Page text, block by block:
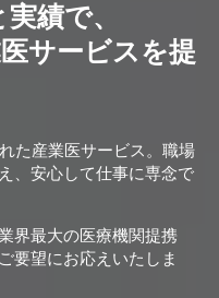
績で、
サービスを提
た産業医サービス。職場
、安心して仕事に専念で
界最大の医療機関提携
要望にお応えいたしま